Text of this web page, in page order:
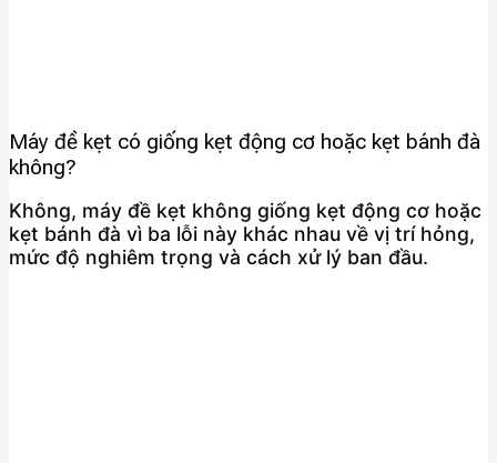
Máy đề kẹt có giống kẹt động cơ hoặc kẹt bánh đà
không?
Không, máy đề kẹt không giống kẹt động cơ hoặc
kẹt bánh đà vì ba lỗi này khác nhau về vị trí hỏng,
mức độ nghiêm trọng và cách xử lý ban đầu.